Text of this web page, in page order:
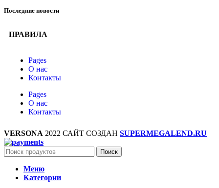
Последние новости
ПРАВИЛА
Pages
О нас
Контакты
Pages
О нас
Контакты
VERSONA 2022 САЙТ СОЗДАН SUPERMEGALEND.RU
Поиск
Меню
Категории